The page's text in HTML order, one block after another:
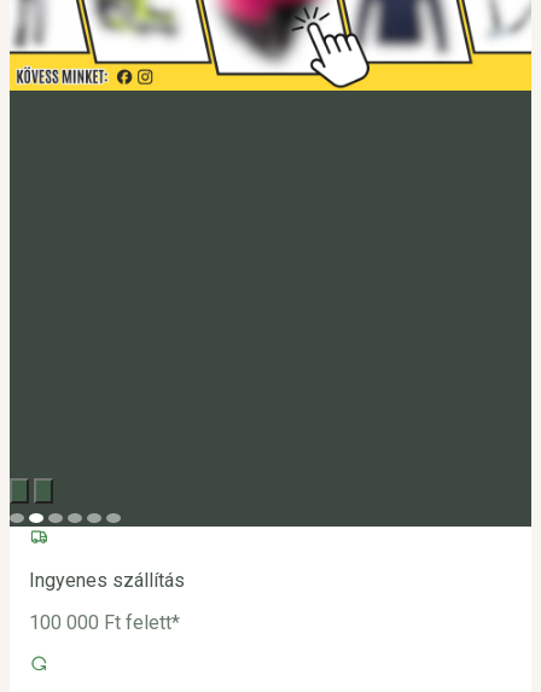
Acerbis akció
Fedezd fel
Ingyenes szállítás
100 000 Ft felett*